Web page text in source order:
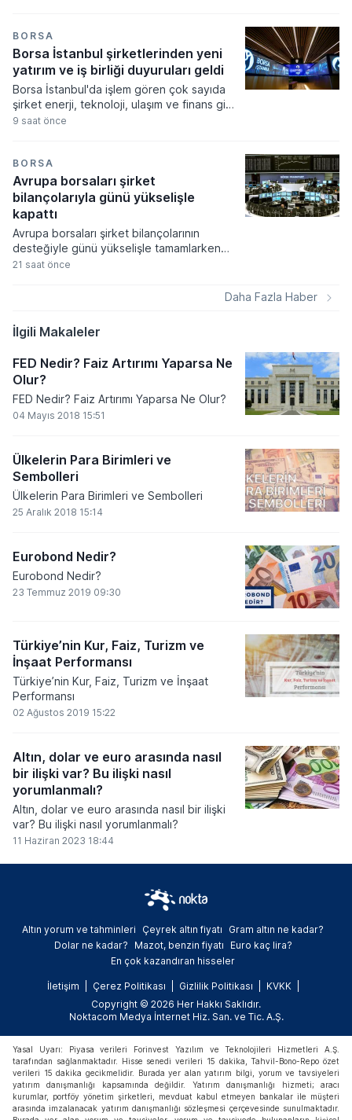
haftalık bazda son yılların en yüksek
getirileri elde edildi.
BORSA
Borsa İstanbul şirketlerinden yeni
yatırım ve iş birliği duyuruları geldi
Borsa İstanbul'da işlem gören çok sayıda
şirket enerji, teknoloji, ulaşım ve finans gibi
farklı sektörlerde gerçekleştirdikleri yeni iş
Aydınlatma Platformu üzerinden duyurduğu
veriler arasında yüksek tutarlı ihale
kazanımları, stratejik distribütörlük
anlaşmaları ve üretim kapasitesini artıran
tesis yatırımları öne çıktı.
9 saat önce
BORSA
Avrupa borsaları şirket
bilançolarıyla günü yükselişle
kapattı
Avrupa borsaları şirket bilançolarının
desteğiyle günü yükselişle tamamlarken
yatırımcılar ekonomik verilere odaklandı.
tutuyor.
21 saat önce
Daha Fazla Haber
İlgili Makaleler
FED Nedir? Faiz Artırımı Yaparsa Ne
Olur?
FED Nedir? Faiz Artırımı Yaparsa Ne Olur?
04 Mayıs 2018 15:51
Ülkelerin Para Birimleri ve
Sembolleri
Ülkelerin Para Birimleri ve Sembolleri
25 Aralık 2018 15:14
Eurobond Nedir?
Eurobond Nedir?
23 Temmuz 2019 09:30
Türkiye’nin Kur, Faiz, Turizm ve
İnşaat Performansı
Türkiye’nin Kur, Faiz, Turizm ve İnşaat
Performansı
02 Ağustos 2019 15:22
Altın, dolar ve euro arasında nasıl
bir ilişki var? Bu ilişki nasıl
yorumlanmalı?
Altın, dolar ve euro arasında nasıl bir ilişki
var? Bu ilişki nasıl yorumlanmalı?
11 Haziran 2023 18:44
Altın yorum ve tahminleri Çeyrek altın fiyatı
Gram altın ne kadar?
Dolar ne kadar?
Mazot, benzin fiyatı
Euro kaç lira?
En çok kazandıran hisseler
İletişim Çerez Politikası Gizlilik Politikası
KVKK
Copyright © 2026 Her Hakkı Saklıdır.
Noktacom Medya İnternet Hiz. San. ve Tic. A.Ş.
Yasal Uyarı: Piyasa verileri Forinvest Yazılım ve Teknolojileri Hizmetleri A.Ş.
tarafından sağlanmaktadır. Hisse senedi verileri 15 dakika, Tahvil-Bono-Repo özet
verileri 15 dakika gecikmelidir. Burada yer alan yatırım bilgi, yorum ve tavsiyeleri
yatırım danışmanlığı kapsamında değildir. Yatırım danışmanlığı hizmeti; aracı
kurumlar, portföy yönetim şirketleri, mevduat kabul etmeyen bankalar ile müşteri
arasında imzalanacak yatırım danışmanlığı sözleşmesi çerçevesinde sunulmaktadır.